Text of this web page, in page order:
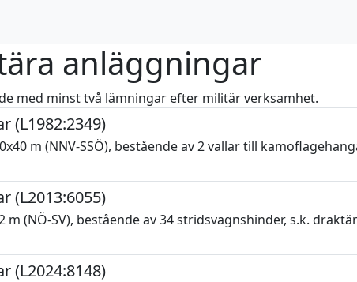
anläggningar
med minst två lämningar efter militär verksamhet.
(L1982:2349)
m (NNV-SSÖ), bestående av 2 vallar till
(L2013:6055)
(NÖ-SV), bestående av 34 stridsvagnshinder, s.k.
(L2024:8148)